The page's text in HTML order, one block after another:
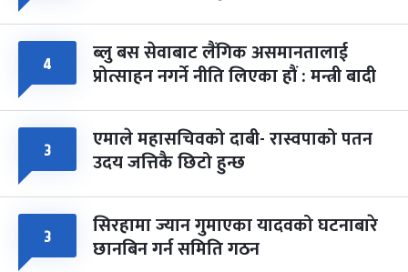
४ ब्लु बस सेवाबाट लैंगिक असमानतालाई
प्रोत्साहन नगर्ने नीति लिएका हौं : मन्त्री बादी
३ एमाले महासचिवको दाबी- रास्वपाको पतन
उदय जत्तिकै छिटो हुन्छ
३ सिरहामा ज्यान गुमाएका यादवको घटनाबारे
छानबिन गर्न समिति गठन